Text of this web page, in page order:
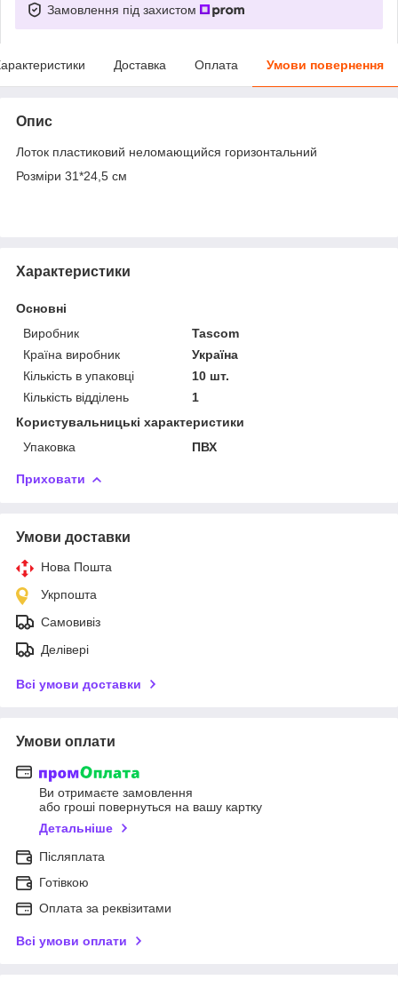
Замовлення під захистом
Доставка Оплата Умови повернення
Опис
Лоток пластиковий неломающийся горизонтальний
Розміри 31*24,5 см
Характеристики
Основні
Виробник
Tascom
Країна виробник
Україна
Кількість в упаковці
10 шт.
Кількість відділень
1
Користувальницькі характеристики
Упаковка
ПВХ
Приховати
Умови доставки
Нова Пошта
Укрпошта
Самовивіз
Делівері
Всі умови доставки
Умови оплати
Ви отримаєте замовлення
або гроші повернуться на вашу картку
Детальніше
Післяплата
Готівкою
Оплата за реквізитами
Всі умови оплати